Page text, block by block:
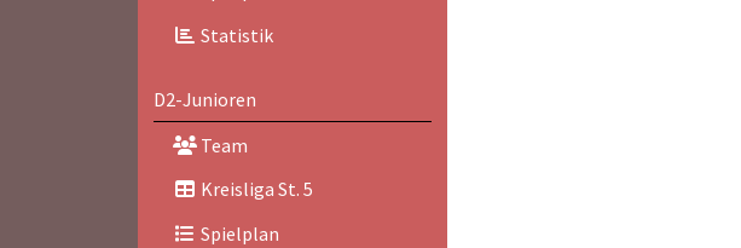
Statistik
D2-Junioren
Team
Kreisliga St. 5
Spielplan